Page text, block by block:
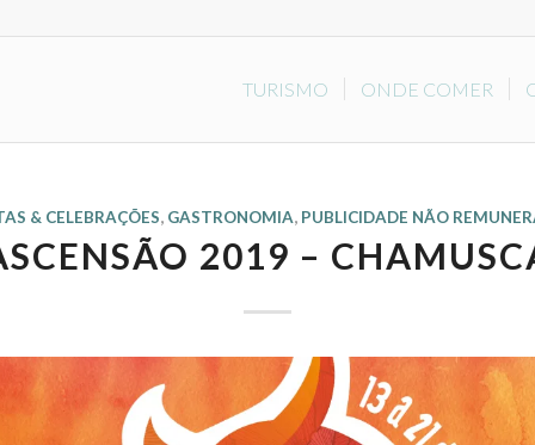
TURISMO ONDE COMER
& CELEBRAÇÕES, GASTRONOMIA, PUBLICIDADE NÃO
2019 –